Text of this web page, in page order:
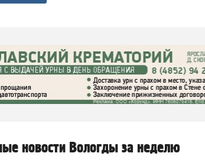
новости Вологды за неделю